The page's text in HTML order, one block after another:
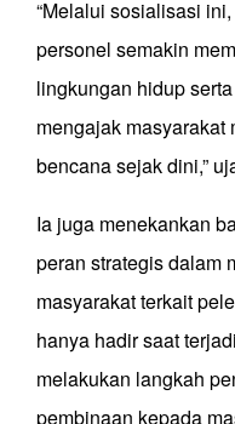
“Melalui sosialisasi
personel semakin
lingkungan hidup
mengajak
bencana sejak dini,”
Ia juga menekankan
peran strategis dalam
masyarakat terkait
hanya hadir saat
melakukan langkah
pembinaan kepada